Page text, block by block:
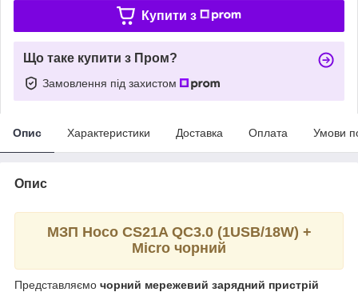
Купити з
Що таке купити з Пром?
Замовлення під захистом
Опис Характеристики Доставка Оплата Умови
Опис
МЗП Hoco CS21A QC3.0 (1USB/18W) +
Micro чорний
Представляємо чорний мережевий зарядний пристрій